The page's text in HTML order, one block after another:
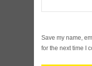
Save my name,
for the next time I